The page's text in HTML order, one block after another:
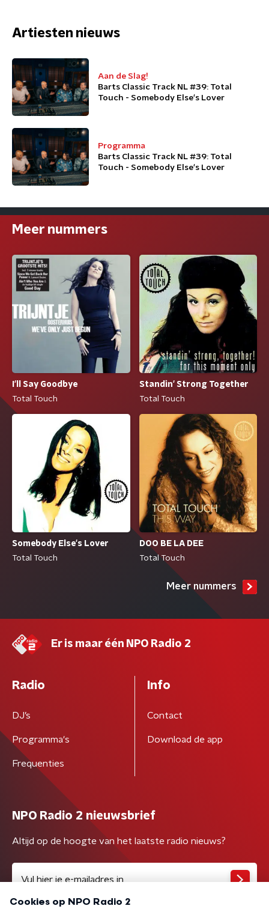
Artiesten nieuws
Aan de Slag!
Barts Classic Track NL #39: Total
Touch - Somebody Else's Lover
Programma
Barts Classic Track NL #39: Total
Touch - Somebody Else's Lover
Meer nummers
I'll Say Goodbye
Total Touch
Standin' Strong Together
Total Touch
Somebody Else's Lover
Total Touch
DOO BE LA DEE
Total Touch
Meer nummers
Er is maar één NPO Radio 2
Radio
DJ’s
Programma's
Frequenties
Info
Contact
Download de app
NPO Radio 2 nieuwsbrief
Altijd op de hoogte van het laatste radio nieuws?